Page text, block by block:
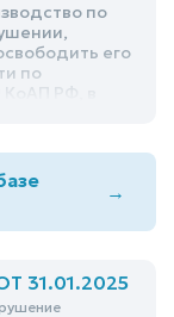
по
его
по
РФ, в
→
31.01.2025